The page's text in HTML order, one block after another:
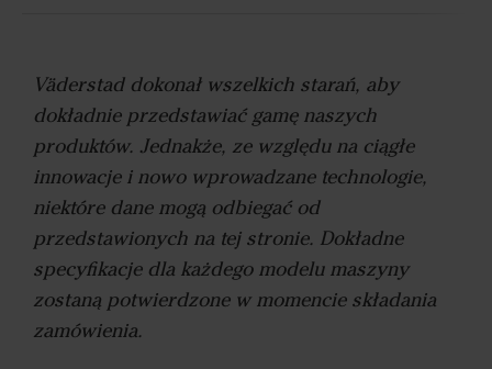
Väderstad dokonał wszelkich starań, aby
dokładnie przedstawiać gamę naszych
produktów. Jednakże, ze względu na ciągłe
innowacje i nowo wprowadzane technologie,
niektóre dane mogą odbiegać od
przedstawionych na tej stronie. Dokładne
specyfikacje dla każdego modelu maszyny
zostaną potwierdzone w momencie składania
zamówienia.